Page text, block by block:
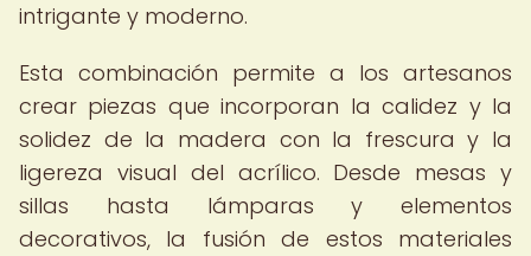
intrigante y moderno.
Esta combinación permite a los artesanos
crear piezas que incorporan la calidez y la
solidez de la madera con la frescura y la
ligereza visual del acrílico. Desde mesas y
sillas hasta lámparas y elementos
decorativos, la fusión de estos materiales